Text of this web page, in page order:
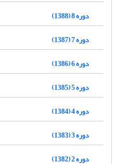
دوره 8 (1388)
دوره 7 (1387)
دوره 6 (1386)
دوره 5 (1385)
دوره 4 (1384)
دوره 3 (1383)
دوره 2 (1382)